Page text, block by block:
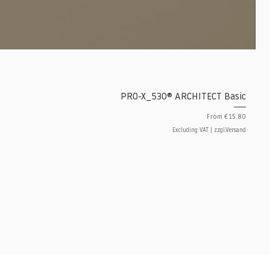
PRO-X_530® ARCHITECT Basic
From €15.80
Sale Price
Excluding VAT zzgl.Versand